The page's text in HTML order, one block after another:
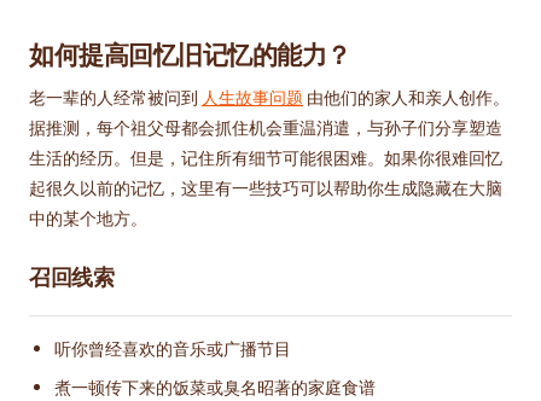
如何提高回忆旧记忆的能力？
老一辈的人经常被问到 人生故事问题 由他们的家人和亲人创作。
据推测，每个祖父母都会抓住机会重温消遣，与孙子们分享塑造
生活的经历。但是，记住所有细节可能很困难。如果你很难回忆
起很久以前的记忆，这里有一些技巧可以帮助你生成隐藏在大脑
中的某个地方。
召回线索
听你曾经喜欢的音乐或广播节目
煮一顿传下来的饭菜或臭名昭著的家庭食谱